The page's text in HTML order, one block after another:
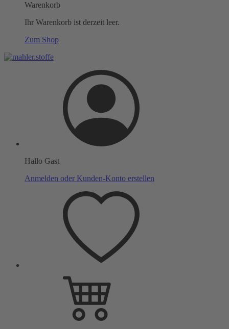
Warenkorb
Ihr Warenkorb ist derzeit leer.
Zum Shop
Hallo Gast
Anmelden oder Kunden-Konto erstellen